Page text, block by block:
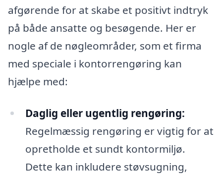
afgørende for at skabe et positivt indtryk
på både ansatte og besøgende. Her er
nogle af de nøgleområder, som et firma
med speciale i kontorrengøring kan
hjælpe med:
Daglig eller ugentlig rengøring:
Regelmæssig rengøring er vigtig for at
opretholde et sundt kontormiljø.
Dette kan inkludere støvsugning,